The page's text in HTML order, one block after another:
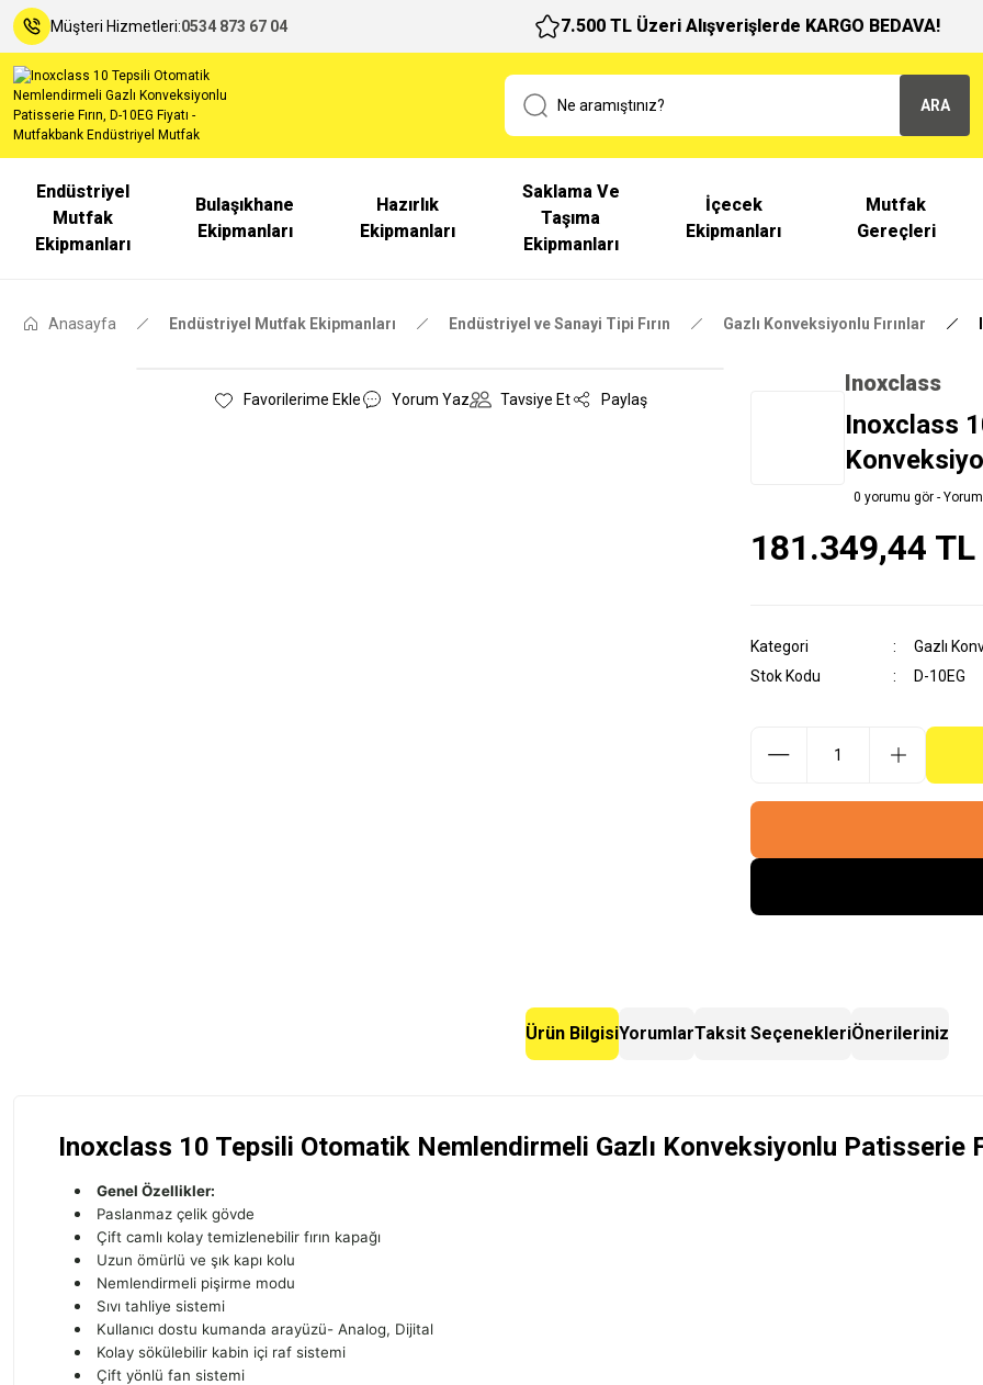
Müşteri Hizmetleri:0534 873 67 04 7.500 TL Üzeri Alışverişlerde KARGO BEDAVA!
ARA
Endüstriyel
Mutfak
Ekipmanları
Bulaşıkhane
Ekipmanları
Hazırlık
Ekipmanları
Saklama Ve
Taşıma
Ekipmanları
İçecek
Ekipmanları
Mutfak
Gereçleri
Anasayfa Endüstriyel Mutfak Ekipmanları Endüstriyel ve Sanayi Tipi Fırın Gazlı Konveksiyonlu Fırınlar
Yorum Yaz Tavsiye Et Paylaş
Inoxclass
Inoxclass
0 yorumu gör -
181.349,44 TL
Kategori
Gazlı
Stok Kodu
D-10EG
Ürün BilgisiYorumlarTaksit SeçenekleriÖnerileriniz
Inoxclass 10 Tepsili Otomatik Nemlendirmeli Gazlı Konveksiyonlu Patisserie
Genel Özellikler:
Paslanmaz çelik gövde
Çift camlı kolay temizlenebilir fırın kapağı
Uzun ömürlü ve şık kapı kolu
Nemlendirmeli pişirme modu
Sıvı tahliye sistemi
Kullanıcı dostu kumanda arayüzü- Analog, Dijital
Kolay sökülebilir kabin içi raf sistemi
Çift yönlü fan sistemi